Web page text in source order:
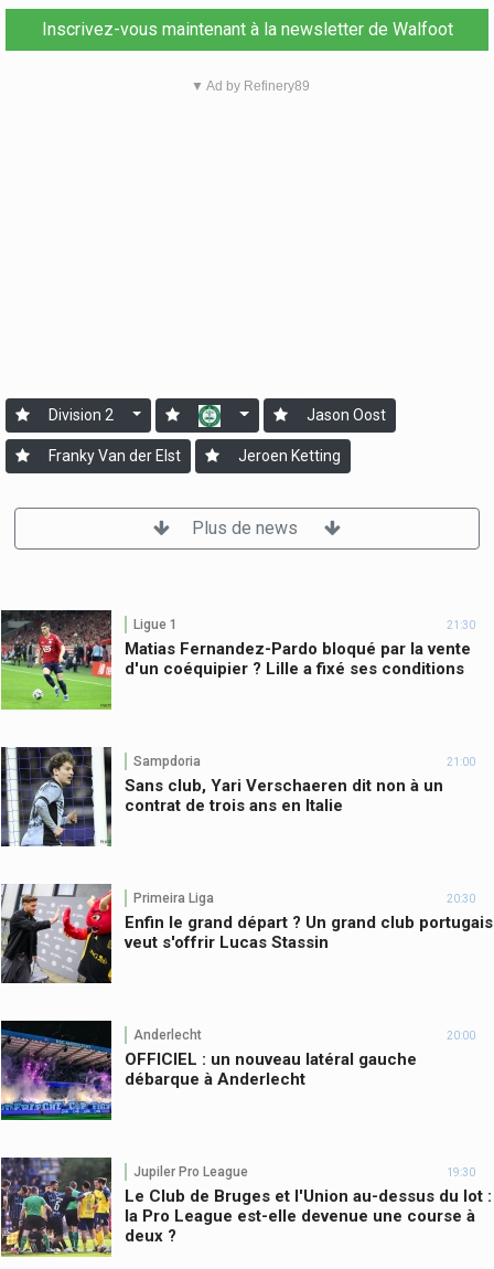
Inscrivez-vous maintenant à la newsletter de Walfoot
▼ Ad by Refinery89
Division 2 Jason Oost
Franky Van der Elst Jeroen Ketting
Plus de news
Ligue 1 21:30
Matias Fernandez-Pardo bloqué par la vente
d'un coéquipier ? Lille a fixé ses conditions
Sampdoria 21:00
Sans club, Yari Verschaeren dit non à un
contrat de trois ans en Italie
Primeira Liga 20:30
Enfin le grand départ ? Un grand club portugais
veut s'offrir Lucas Stassin
Anderlecht 20:00
OFFICIEL : un nouveau latéral gauche
débarque à Anderlecht
Jupiler Pro League 19:30
Le Club de Bruges et l'Union au-dessus du lot :
la Pro League est-elle devenue une course à
deux ?